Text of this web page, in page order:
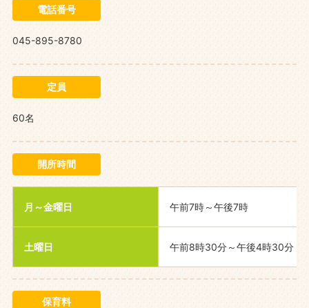
電話番号
045-895-8780
定員
60名
開所時間
月～金曜日 午前7時～午後7時
土曜日 午前8時30分～午後4時30分
保育料